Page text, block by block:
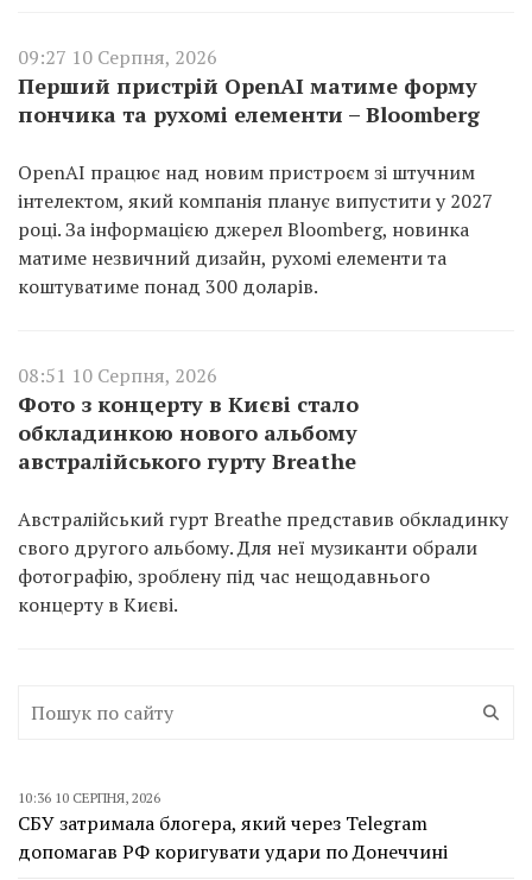
09:27 10 Серпня, 2026
Перший пристрій OpenAI матиме форму
пончика та рухомі елементи – Bloomberg
OpenAI працює над новим пристроєм зі штучним
інтелектом, який компанія планує випустити у 2027
році. За інформацією джерел Bloomberg, новинка
матиме незвичний дизайн, рухомі елементи та
коштуватиме понад 300 доларів.
08:51 10 Серпня, 2026
Фото з концерту в Києві стало
обкладинкою нового альбому
австралійського гурту Breathe
Австралійський гурт Breathe представив обкладинку
свого другого альбому. Для неї музиканти обрали
фотографію, зроблену під час нещодавнього
концерту в Києві.
10:36 10 СЕРПНЯ, 2026
СБУ затримала блогера, який через Telegram
допомагав РФ коригувати удари по Донеччині